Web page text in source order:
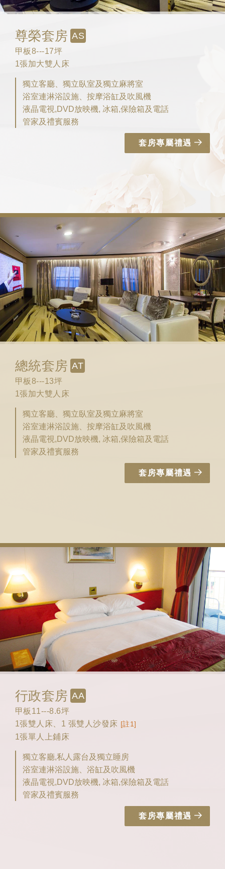
尊榮套房 AS
甲板8---17坪
1張加大雙人床
獨立客廳、獨立臥室及獨立麻將室
浴室連淋浴設施、按摩浴缸及吹風機
液晶電視,DVD放映機, 冰箱,保險箱及電話
管家及禮賓服務
套房專屬禮遇
總統套房 AT
甲板8---13坪
1張加大雙人床
獨立客廳、獨立臥室及獨立麻將室
浴室連淋浴設施、按摩浴缸及吹風機
液晶電視,DVD放映機, 冰箱,保險箱及電話
管家及禮賓服務
套房專屬禮遇
行政套房 AA
甲板11---8.6坪
1張雙人床、1 張雙人沙發床 [註1]
1張單人上鋪床
獨立客廳,私人露台及獨立睡房
浴室連淋浴設施、浴缸及吹風機
液晶電視,DVD放映機, 冰箱,保險箱及電話
管家及禮賓服務
套房專屬禮遇